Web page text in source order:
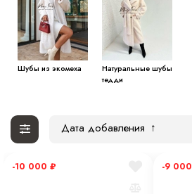
Шубы из экомеха
Натуральные шубы
тедди
Дата добавления
-10 000 ₽ -9 000